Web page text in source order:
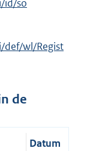
id/so
wl/Regist
de
Datum